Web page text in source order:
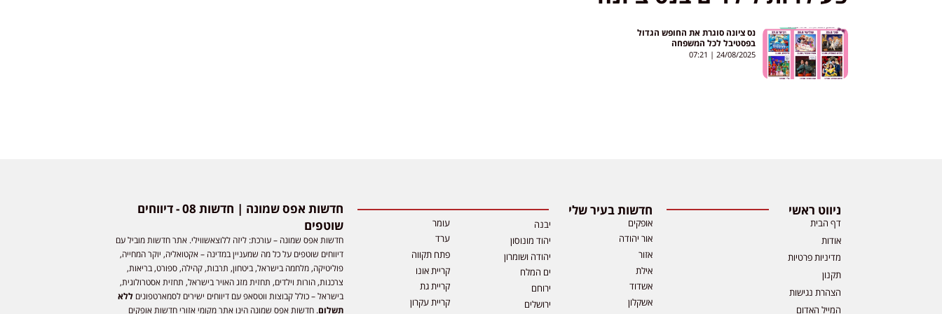
נס ציונה סוגרת את החופש הגדול
בפסטיבל לכל המשפחה
24/08/2025
ניווט ראשי
דף הבית
אודות
מדיניות פרטיות
תקנון
הצהרת נגישות
המייל האדום
חדשות בעיר שלי
אופקים
אור יהודה
אזור
אילת
אשדוד
אשקלון
יבנה
יהוד מונוסון
יהודה ושומרון
ים המלח
ירוחם
ירושלים
עומר
ערד
פתח תקווה
קריית אונו
קריית גת
קריית עקרון
חדשות אפס שמונה | חדשות 08 - דיווחים
שוטפים
חדשות אפס שמונה – עורכת: ליזה ללוצאשווילי. אתר חדשות מוביל עם
דיווחים שוטפים על כל מה שמעניין במדינה – אקטואליה, יוקר המחייה,
פוליטיקה, מלחמה בישראל, ביטחון, תרבות, קהילה, ספורט, בריאות,
צרכנות, הורות וילדים, תחזית מזג האויר בישראל, תחזית אסטרולוגית,
בישראל – כולל קבוצות ווטסאפ עם דיווחים ישירים לסמארטפוניםללא
תשלום. חדשות אפס שמונה הינו אתר מקומי אזורי חדשות אופקים